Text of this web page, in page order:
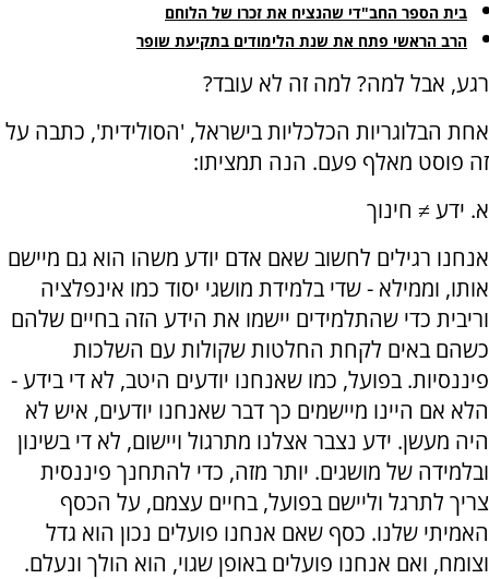
בית הספר החב"די שהנציח את זכרו של הלוחם
הרב הראשי פתח את שנת הלימודים בתקיעת שופר
רגע, אבל למה? למה זה לא עובד?
אחת הבלוגריות הכלכליות בישראל, 'הסולידית', כתבה על
זה פוסט מאלף פעם. הנה תמציתו:
א. ידע ≠ חינוך
אנחנו רגילים לחשוב שאם אדם יודע משהו הוא גם מיישם
אותו, וממילא - שדי בלמידת מושגי יסוד כמו אינפלציה
וריבית כדי שהתלמידים יישמו את הידע הזה בחיים שלהם
כשהם באים לקחת החלטות שקולות עם השלכות
פיננסיות. בפועל, כמו שאנחנו יודעים היטב, לא די בידע -
הלא אם היינו מיישמים כך דבר שאנחנו יודעים, איש לא
היה מעשן. ידע נצבר אצלנו מתרגול ויישום, לא די בשינון
ובלמידה של מושגים. יותר מזה, כדי להתחנך פיננסית
צריך לתרגל וליישם בפועל, בחיים עצמם, על הכסף
האמיתי שלנו. כסף שאם אנחנו פועלים נכון הוא גדל
וצומח, ואם אנחנו פועלים באופן שגוי, הוא הולך ונעלם.